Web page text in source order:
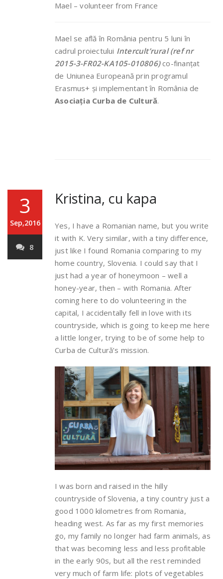
Mael – volunteer from France
Mael se află în România pentru 5 luni în
cadrul proiectului Intercult’rural (ref nr
2015-3-FR02-KA105-010806)co-finanțat
de Uniunea Europeană prin programul
Erasmus+ și implementant în România de
Asociația Curba de Cultură.
3
Sep,2016
8
Kristina, cu kapa
Yes, I have a Romanian name, but you write
it with K. Very similar, with a tiny difference,
just like I found Romania comparing to my
home country, Slovenia. I could say that I
just had a year of honeymoon – well a
honey-year, then – with Romania. After
coming here to do volunteering in the
capital, I accidentally fell in love with its
countryside, which is going to keep me here
a little longer, trying to be of some help to
Curba de Cultură’s mission.
I was born and raised in the hilly
countryside of Slovenia, a tiny country just a
good 1000 kilometres from Romania,
heading west. As far as my first memories
go, my family no longer had farm animals, as
that was becoming less and less profitable
in the early 90s, but all the rest reminded
very much of farm life: plots of vegetables